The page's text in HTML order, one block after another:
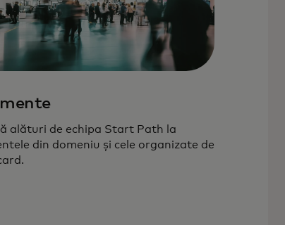
alături de echipa Start Path la
din domeniu și cele organizate de